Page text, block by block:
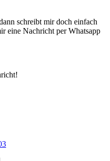
schreibt mir doch einfach
eine Nachricht per Whatsapp